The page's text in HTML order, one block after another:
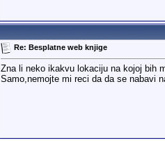
Re: Besplatne web knjige
Zna li neko ikakvu lokaciju na kojoj bih
Samo,nemojte mi reci da da se nabavi